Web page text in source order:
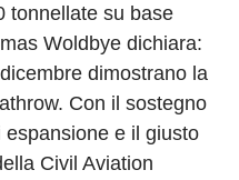
tonnellate su base
Woldbye dichiara:
dimostrano la
Con il sostegno
e il giusto
Civil Aviation